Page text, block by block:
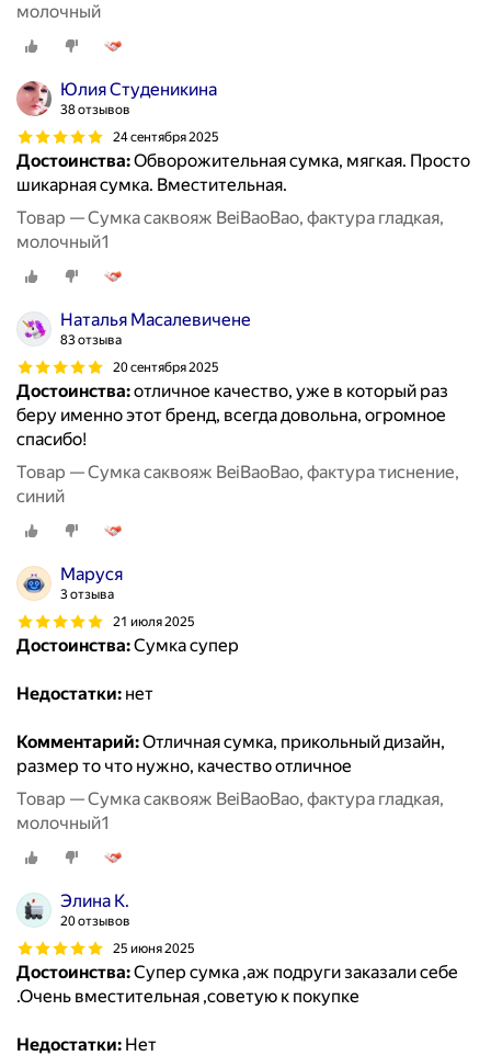
молочный
Юлия Студеникина
38 отзывов
24 сентября 2025
Достоинства:Обворожительная сумка, мягкая. Просто
шикарная сумка. Вместительная.
Товар — Сумка саквояж BeiBaoBao, фактура гладкая,
молочный1
Наталья Масалевичене
83 отзыва
20 сентября 2025
Достоинства:отличное качество, уже в который раз
беру именно этот бренд, всегда довольна, огромное
спасибо!
Товар — Сумка саквояж BeiBaoBao, фактура тиснение,
синий
Маруся
3 отзыва
21 июля 2025
Достоинства:Сумка супер
Недостатки: нет
Комментарий:Отличная сумка, прикольный дизайн,
размер то что нужно, качество отличное
Товар — Сумка саквояж BeiBaoBao, фактура гладкая,
молочный1
Элина К.
20 отзывов
25 июня 2025
Достоинства:Супер сумка ,аж подруги заказали себе
.Очень вместительная ,советую к покупке
Недостатки: Нет